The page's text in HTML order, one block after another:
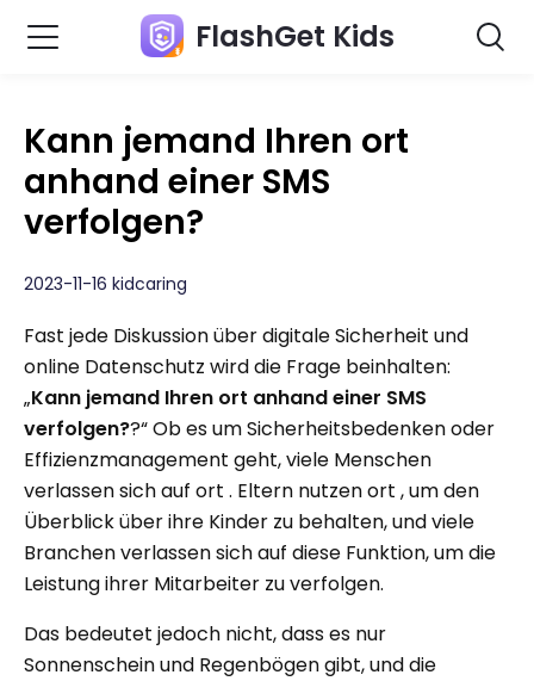
FlashGet Kids
Kann jemand Ihren ort
anhand einer SMS
verfolgen?
2023-11-16 kidcaring
Fast jede Diskussion über digitale Sicherheit und
online Datenschutz wird die Frage beinhalten:
„Kann jemand Ihren ort anhand einer SMS
verfolgen??“ Ob es um Sicherheitsbedenken oder
Effizienzmanagement geht, viele Menschen
verlassen sich auf ort . Eltern nutzen ort , um den
Überblick über ihre Kinder zu behalten, und viele
Branchen verlassen sich auf diese Funktion, um die
Leistung ihrer Mitarbeiter zu verfolgen.
Das bedeutet jedoch nicht, dass es nur
Sonnenschein und Regenbögen gibt, und die